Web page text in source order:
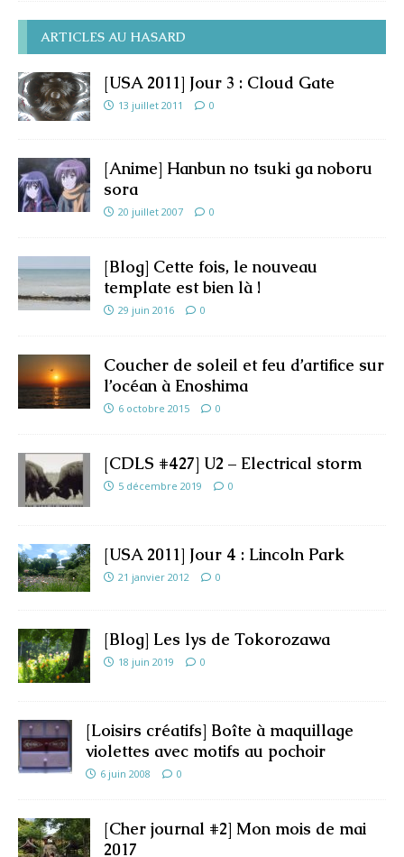
ARTICLES AU HASARD
[USA 2011] Jour 3 : Cloud Gate
13 juillet 2011 0
[Anime] Hanbun no tsuki ga noboru
sora
20 juillet 2007 0
[Blog] Cette fois, le nouveau
template est bien là !
29 juin 2016 0
Coucher de soleil et feu d’artifice sur
l’océan à Enoshima
6 octobre 2015 0
[CDLS #427] U2 – Electrical storm
5 décembre 2019 0
[USA 2011] Jour 4 : Lincoln Park
21 janvier 2012 0
[Blog] Les lys de Tokorozawa
18 juin 2019 0
[Loisirs créatifs] Boîte à maquillage
violettes avec motifs au pochoir
6 juin 2008 0
[Cher journal #2] Mon mois de mai
2017